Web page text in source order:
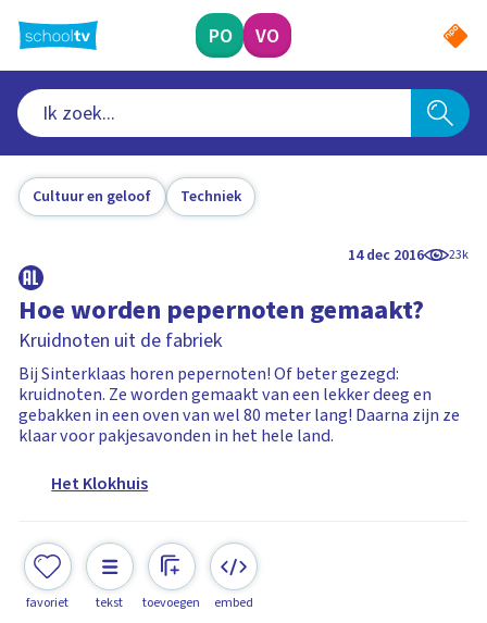
naar
hoofdinhoud
PO VO
Cultuur en geloof Techniek
14 dec 2016 23k
Hoe worden pepernoten gemaakt?
Kruidnoten uit de fabriek
Bij Sinterklaas horen pepernoten! Of beter gezegd:
kruidnoten. Ze worden gemaakt van een lekker deeg en
gebakken in een oven van wel 80 meter lang! Daarna zijn ze
klaar voor pakjesavonden in het hele land.
Het Klokhuis
favoriet tekst toevoegen embed